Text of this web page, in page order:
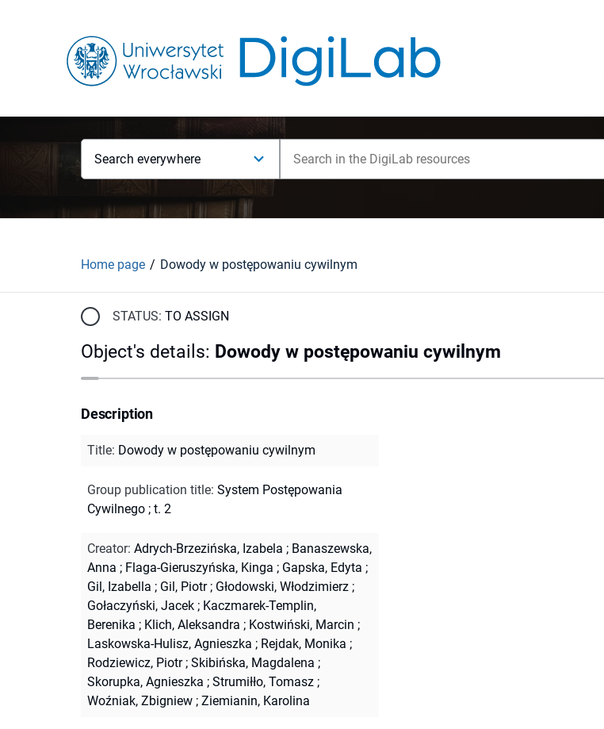
Search everywhere
Home page Dowody w postępowaniu cywilnym
STATUS: TO ASSIGN
Object's details: Dowody w postępowaniu cywilnym
Description
Title: Dowody w postępowaniu cywilnym
Group publication title: System Postępowania
Cywilnego ; t. 2
Creator: Adrych-Brzezińska, Izabela ; Banaszewska,
Anna ; Flaga-Gieruszyńska, Kinga ; Gapska, Edyta ;
Gil, Izabella ; Gil, Piotr; Głodowski, Włodzimierz ;
Gołaczyński, Jacek ; Kaczmarek-Templin,
Berenika ; Klich, Aleksandra ; Kostwiński, Marcin ;
Laskowska-Hulisz, Agnieszka ; Rejdak, Monika ;
Rodziewicz, Piotr; Skibińska, Magdalena ;
Skorupka, Agnieszka ; Strumiłło, Tomasz ;
Woźniak, Zbigniew ; Ziemianin, Karolina